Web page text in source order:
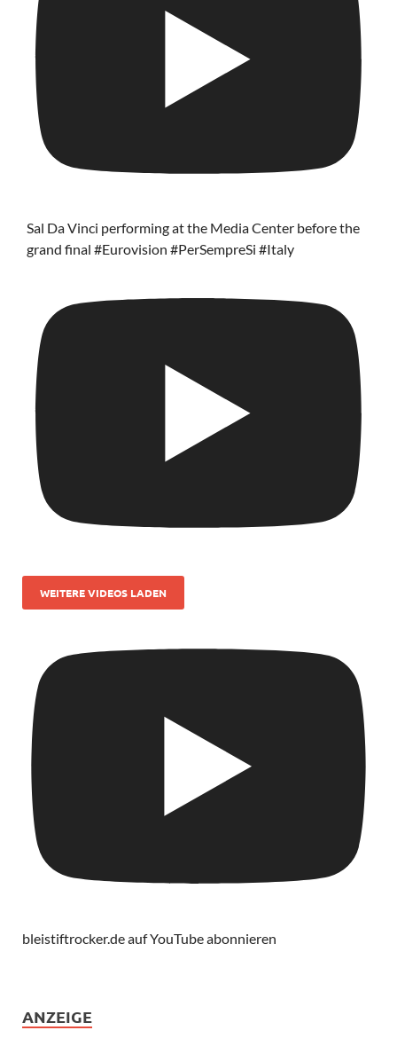
Sal Da Vinci performing at the Media Center before the
grand final #Eurovision #PerSempreSi #Italy
WEITERE VIDEOS LADEN
bleistiftrocker.de auf YouTube abonnieren
ANZEIGE